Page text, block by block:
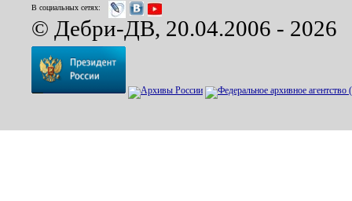
В социальных сетях:
© Дебри-ДВ, 20.04.2006 - 2026